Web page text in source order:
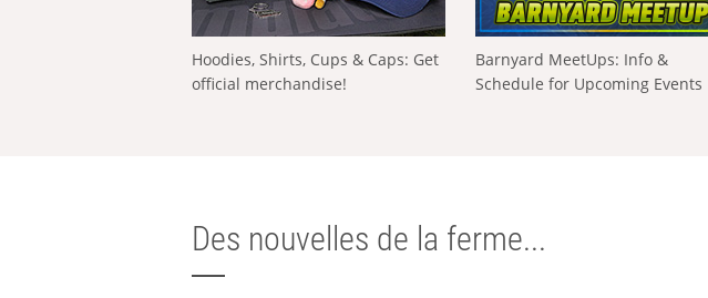
Hoodies, Shirts, Cups & Caps: Get
official merchandise!
Barnyard MeetUps: Info &
Schedule for Upcoming Events
Des nouvelles de la ferme...